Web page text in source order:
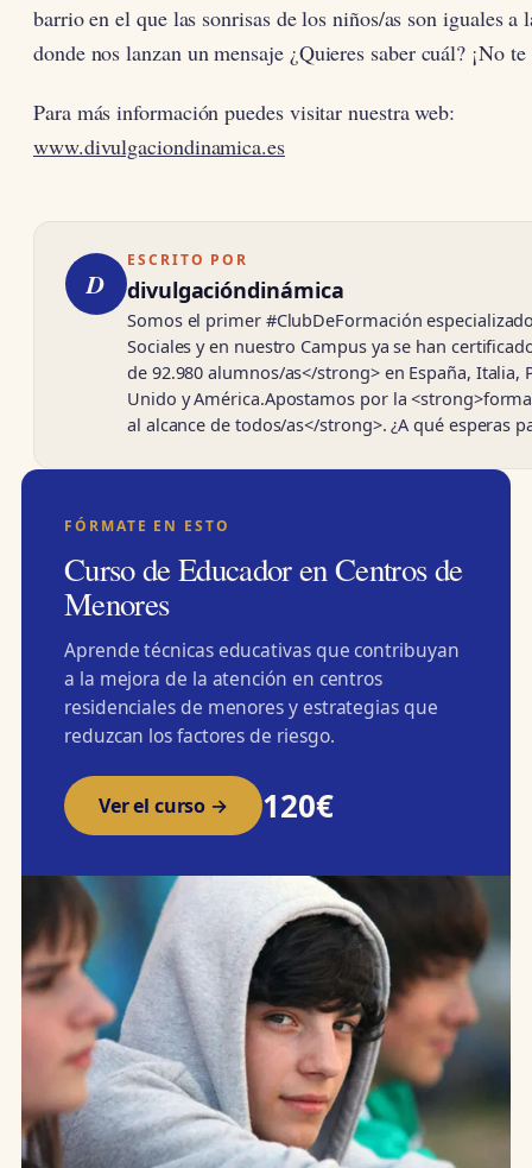
barrio en el que las sonrisas de los niños/as son iguales a
donde nos lanzan un mensaje ¿Quieres saber cuál? ¡No
Para más información puedes visitar nuestra web:
www.divulgaciondinamica.es
D
ESCRITO POR
divulgacióndinámica
Somos el primer #ClubDeFormación
Sociales y en nuestro Campus ya se han
de 92.980 alumnos/as</strong> en España, Italia,
Unido y América.Apostamos por la
al alcance de todos/as</strong>. ¿A qué esperas
FÓRMATE EN ESTO
Curso de Educador en Centros de
Menores
Aprende técnicas educativas que contribuyan
a la mejora de la atención en centros
residenciales de menores y estrategias que
reduzcan los factores de riesgo.
Ver el curso → 120€